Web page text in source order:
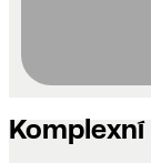
Komplexní